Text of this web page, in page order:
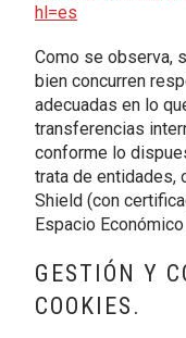
hl=es
Como se observa,
bien concurren
adecuadas en lo
transferencias
conforme lo
trata de entidades,
Shield (con
Espacio Económico
GESTIÓN Y
COOKIES.